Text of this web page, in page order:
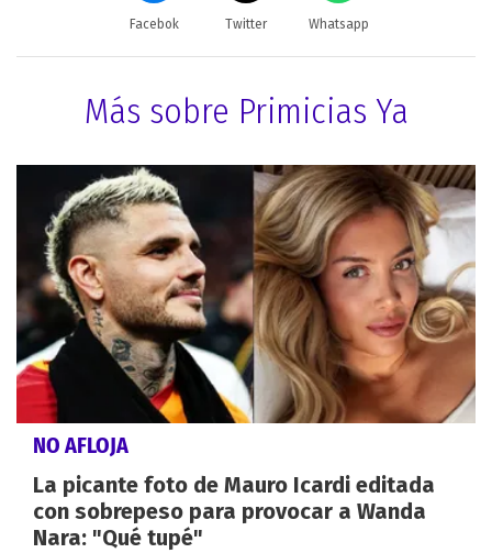
Facebok Twitter Whatsapp
Más sobre Primicias Ya
NO AFLOJA
La picante foto de Mauro Icardi editada
con sobrepeso para provocar a Wanda
Nara: "Qué tupé"